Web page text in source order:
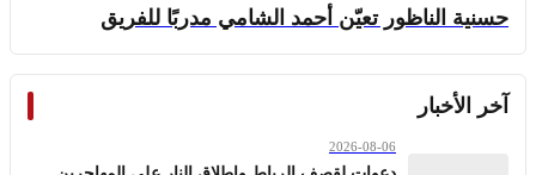
حسنية الناظور تعيّن أحمد الشامي مدربًا للفريق
آخر الأخبار
2026-08-06